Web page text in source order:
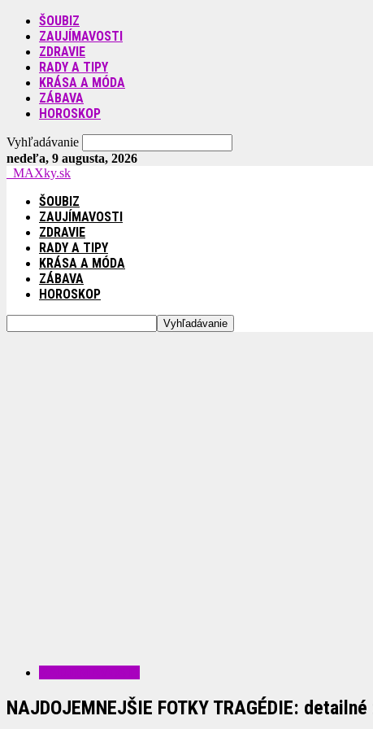
ŠOUBIZ
ZAUJÍMAVOSTI
ZDRAVIE
RADY A TIPY
KRÁSA A MÓDA
ZÁBAVA
HOROSKOP
Vyhľadávanie
nedeľa, 9 augusta, 2026
MAXky.sk
ŠOUBIZ
ZAUJÍMAVOSTI
ZDRAVIE
RADY A TIPY
KRÁSA A MÓDA
ZÁBAVA
HOROSKOP
NAJDOJEMNEJŠIE FOTKY TRAGÉDIE: